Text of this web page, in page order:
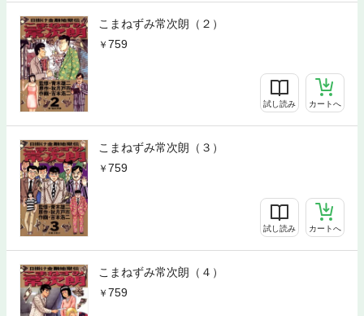
こまねずみ常次朗（２）
759
試し読み カートへ
こまねずみ常次朗（３）
759
試し読み カートへ
こまねずみ常次朗（４）
759